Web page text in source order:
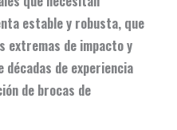
estable y robusta, que
extremas de impacto y
de experiencia
de brocas de